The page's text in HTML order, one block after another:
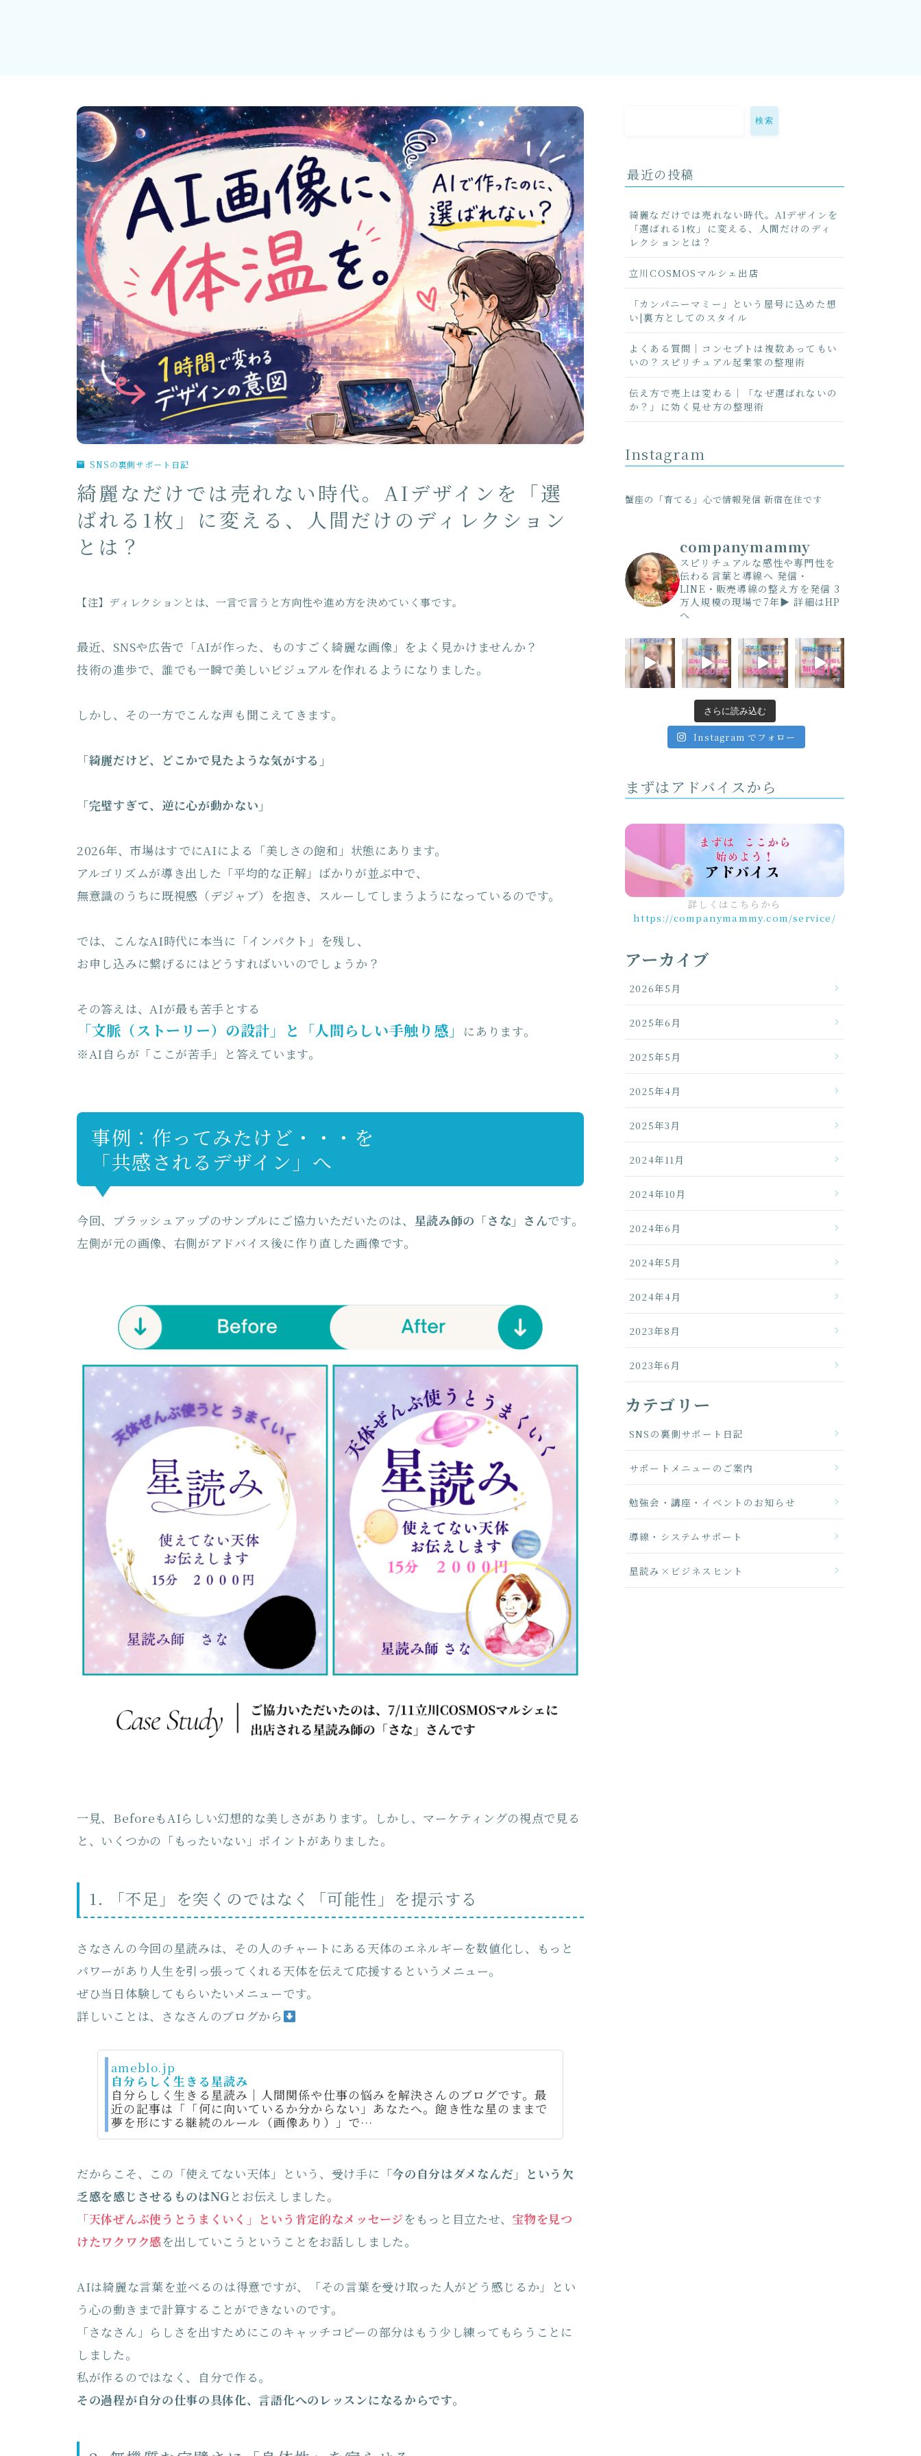
SNSの裏側サポート日記
綺麗なだけでは売れない時代。AIデザインを「選
ばれる1枚」に変える、人間だけのディレクション
とは？
【注】ディレクションとは、一言で言うと方向性や進め方を決めていく事です。
最近、SNSや広告で「AIが作った、ものすごく綺麗な画像」をよく見かけませんか？
技術の進歩で、誰でも一瞬で美しいビジュアルを作れるようになりました。
しかし、その一方でこんな声も聞こえてきます。
「綺麗だけど、どこかで見たような気がする」
「完璧すぎて、逆に心が動かない」
2026年、市場はすでにAIによる「美しさの飽和」状態にあります。
アルゴリズムが導き出した「平均的な正解」ばかりが並ぶ中で、
無意識のうちに既視感（デジャブ）を抱き、スルーしてしまうようになっているのです。
では、こんなAI時代に本当に「インパクト」を残し、
お申し込みに繋げるにはどうすればいいのでしょうか？
その答えは、AIが最も苦手とする
「文脈（ストーリー）の設計」と「人間らしい手触り感」
にあります。
※AI自らが「ここが苦手」と答えています。
事例：作ってみたけど・・・を
「共感されるデザイン」へ
今回、ブラッシュアップのサンプルにご協力いただいたのは、 星読み師の「さな」さんです。
左側が元の画像、右側がアドバイス後に作り直した画像です。
一見、BeforeもAIらしい幻想的な美しさがあります。しかし、マーケティングの視点で見る
と、いくつかの「もったいない」ポイントがありました。
1. 「不足」を突くのではなく「可能性」を提示する
さなさんの今回の星読みは、その人のチャートにある天体のエネルギーを数値化し、もっと
パワーがあり人生を引っ張ってくれる天体を伝えて応援するというメニュー。
ぜひ当日体験してもらいたいメニューです。
詳しいことは、さなさんのブログから
ameblo.jp
自分らしく生きる星読み
自分らしく生きる星読み｜人間関係や仕事の悩みを解決さんのブログです。最
近の記事は「「何に向いているか分からない」あなたへ。飽き性な星のままで
夢を形にする継続のルール（画像あり）」で…
だからこそ、この「使えてない天体」という、受け手に 「今の自分はダメなんだ」という欠
乏感を感じさせるものはNG とお伝えしました。
「天体ぜんぶ使うとうまくいく」という肯定的なメッセージ をもっと目立たせ、 宝物を見つ
けたワクワク感を出していこうということをお話ししました。
AIは綺麗な言葉を並べるのは得意ですが、「その言葉を受け取った人がどう感じるか」とい
う心の動きまで計算することができないのです。
「さなさん」らしさを出すためにこのキャッチコピーの部分はもう少し練ってもらうことに
しました。
私が作るのではなく、自分で作る。
その過程が自分の仕事の具体化、言語化へのレッスンになるからです。
検索
最近の投稿
綺麗なだけでは売れない時代。AIデザインを
「選ばれる1枚」に変える、人間だけのディ
レクションとは？
立川COSMOSマルシェ出店
「カンパニーマミー」という屋号に込めた想
い|裏方としてのスタイル
よくある質問｜コンセプトは複数あってもい
いの？スピリチュアル起業家の整理術
伝え方で売上は変わる｜「なぜ選ばれないの
か？」に効く見せ方の整理術
Instagram
蟹座の「育てる」心で情報発信 新宿在住です
companymammy
スピリチュアルな感性や専門性を
伝わる言葉と導線へ 発信・
LINE・販売導線の整え方を発信 3
万人規模の現場で7年▶ 詳細はHP
へ
さらに読み込む
Instagram でフォロー
まずはアドバイスから
詳しくはこちらから
https://companymammy.com/service/
アーカイブ
2026年5月
2025年6月
2025年5月
2025年4月
2025年3月
2024年11月
2024年10月
2024年6月
2024年5月
2024年4月
2023年8月
2023年6月
カテゴリー
SNSの裏側サポート日記
サポートメニューのご案内
勉強会・講座・イベントのお知らせ
導線・システムサポート
星読み×ビジネスヒント